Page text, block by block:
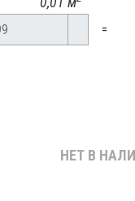
=
НЕТ В